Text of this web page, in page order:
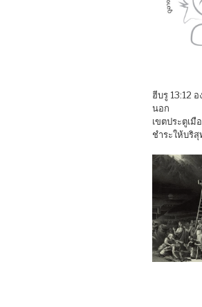
ฮีบรู 13:12
นอก
เขตประตูเมื
ชำระให้บริ